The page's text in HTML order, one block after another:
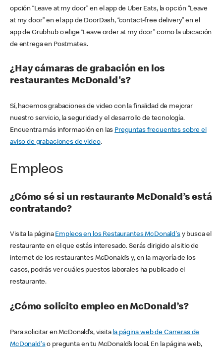
opción “Leave at my door” en el app de Uber Eats, la opción “Leave
at my door” en el app de DoorDash, “contact-free delivery” en el
app de Grubhub o elige “Leave order at my door” como la ubicación
de entrega en Postmates.
¿Hay cámaras de grabación en los
restaurantes McDonald's?
Sí, hacemos grabaciones de video con la finalidad de mejorar
nuestro servicio, la seguridad y el desarrollo de tecnología.
Encuentra más información en las Preguntas frecuentes sobre el
aviso de grabaciones de video.
Empleos
¿Cómo sé si un restaurante McDonald’s está
contratando?
Visita la página Empleos en los Restaurantes McDonald'sy busca el
restaurante en el que estás interesado. Serás dirigido al sitio de
internet de los restaurantes McDonald’s y, en la mayoría de los
casos, podrás ver cuáles puestos laborales ha publicado el
restaurante.
¿Cómo solicito empleo en McDonald’s?
Para solicitar en McDonald’s, visita la página web de Carreras de
McDonald'so pregunta en tu McDonald’s local. En la página web,